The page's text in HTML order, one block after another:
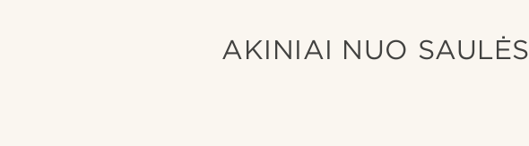
AKINIAI NUO SAULĖS